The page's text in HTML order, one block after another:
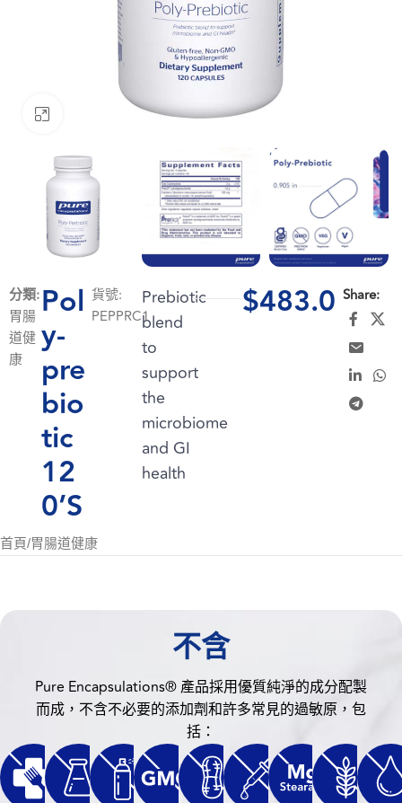
Click to enlarge
分類:
胃腸
道健
康
Pol
y-
pre
bio
tic
12
0’S
貨號:
PEPPRC1
Prebiotic
blend
to
support
the
microbiome
and GI
health
$483.0 Share:
首頁/胃腸道健康
不含
Pure Encapsulations® 產品採用優質純淨的成分配製
而成，不含不必要的添加劑和許多常見的過敏原，包
括：